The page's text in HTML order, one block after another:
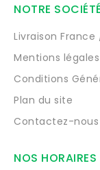
NOTRE SOCIÉTÉ
Livraison France
Mentions légales
Conditions
Plan du site
Contactez-nous
NOS HORAIRES